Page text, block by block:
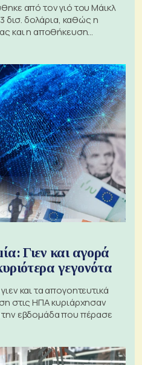
από τον γιό του Μάικλ
δισ. δολάρια, καθώς η
και η αποθήκευση
Γιεν και αγορά
γεγονότα
και τα απογοητευτικά
στις ΗΠΑ κυριάρχησαν
την εβδομάδα που πέρασε